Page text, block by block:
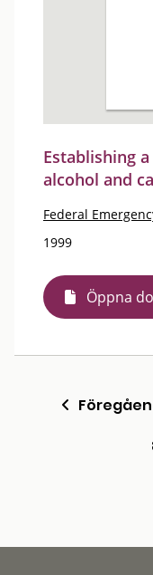
Establishing
alcohol and
Federal
1999
Öppna